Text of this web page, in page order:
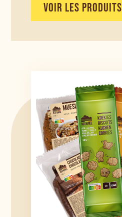
VOIR LES PRODUITS